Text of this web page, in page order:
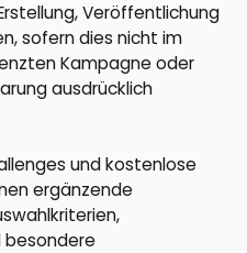
Veröffentlichung
sofern dies nicht im
Kampagne oder
ausdrücklich
und kostenlose
ergänzende
besondere